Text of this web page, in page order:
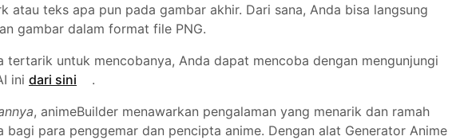
atau teks apa pun pada gambar akhir. Dari sana, Anda bisa langsung
gambar dalam format file PNG.
tertarik untuk mencobanya, Anda dapat mencoba dengan mengunjungi
ini dari sini
.
, animeBuilder menawarkan pengalaman yang menarik dan ramah
bagi para penggemar dan pencipta anime. Dengan alat Generator Anime